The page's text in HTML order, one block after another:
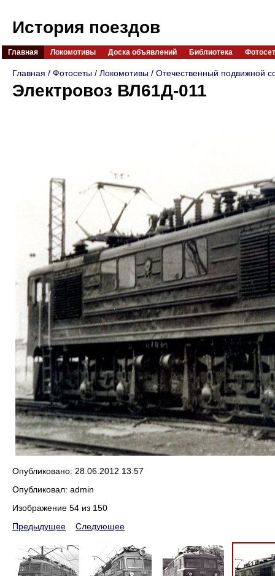
История поездов
Главная Локомотивы Доска объявлений Библиотека
Главная / Фотосеты / Локомотивы / Отечественный подвижной
Электровоз ВЛ61Д-011
Опубликовано: 28.06.2012 13:57
Опубликовал: admin
Изображение 54 из 150
Предыдущее
Следующее